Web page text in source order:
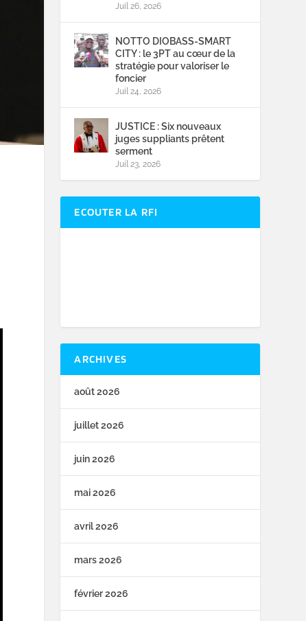
Juil 26, 2026
NOTTO DIOBASS-SMART
CITY : le 3PT au cœur de la
stratégie pour valoriser le
foncier
Juil 24, 2026
JUSTICE : Six nouveaux
juges suppliants prêtent
serment
Juil 23, 2026
ECOUTER LA RFI
ARCHIVES
août 2026
juillet 2026
juin 2026
mai 2026
avril 2026
mars 2026
février 2026